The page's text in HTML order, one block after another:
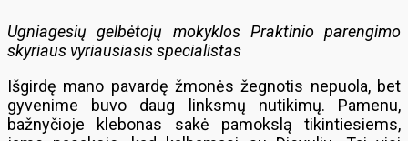
Ugniagesių gelbėtojų mokyklos Praktinio parengimo
skyriaus vyriausiasis specialistas
Išgirdę mano pavardę žmonės žegnotis nepuola, bet
gyvenime buvo daug linksmų nutikimų. Pamenu,
bažnyčioje klebonas sakė pamokslą tikintiesiems,